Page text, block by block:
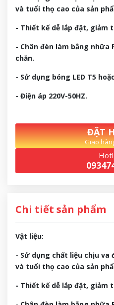
và tuổi thọ cao của sản
- Thiết kế dễ lắp đặt, giảm
- Chân đèn làm bằng nhữa
chắn.
- Sử dụng bóng LED T5
- Điện áp 220V-50HZ.
ĐẶT
Giao
Chi tiết sản phẩm
Vật liệu:
- Sử dụng chất liệu chịu va
và tuổi thọ cao của sản
- Thiết kế dễ lắp đặt, giảm